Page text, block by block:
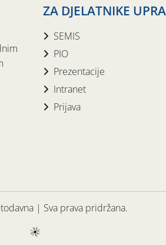
ZA DJELATNIKE
SEMIS
PIO
Prezentacije
Intranet
Prijava
| Sva prava pridržana.